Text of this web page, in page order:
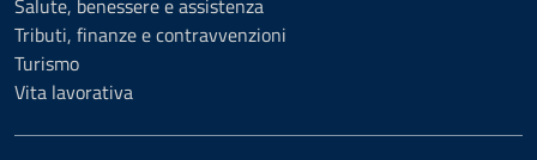
Salute, benessere e assistenza
Tributi, finanze e contravvenzioni
Turismo
Vita lavorativa